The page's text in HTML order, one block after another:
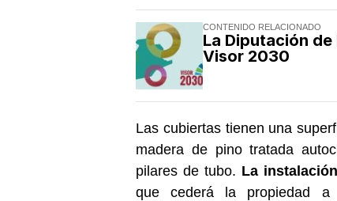
CONTENIDO RELACIONADO
La Diputación
Visor 2030
Las cubiertas tienen una
madera de pino tratada
pilares de tubo. La
que cederá la propiedad